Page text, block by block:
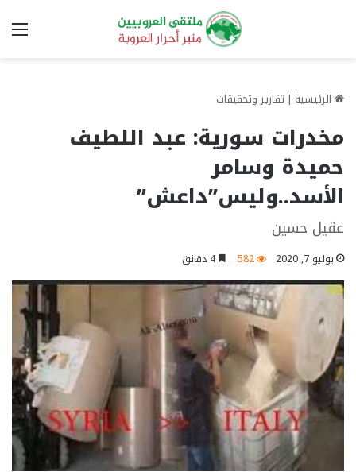
الرئيسية | تقارير وتحقيقات
مخدرات سورية: عبد اللطيف
حميدة وسامر
الأسد..وليس”داعش”
عقيل حسين
يوليو 7, 2020 582